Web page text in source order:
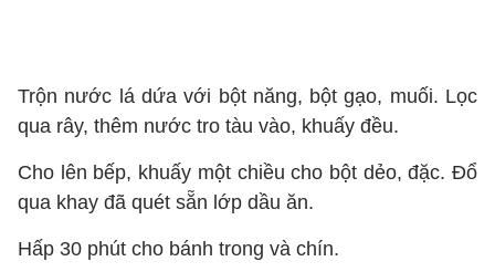
Trộn nước lá dứa với bột năng, bột gạo, muối. Lọc
qua rây, thêm nước tro tàu vào, khuấy đều.
Cho lên bếp, khuấy một chiều cho bột dẻo, đặc. Đổ
qua khay đã quét sẵn lớp dầu ăn.
Hấp 30 phút cho bánh trong và chín.